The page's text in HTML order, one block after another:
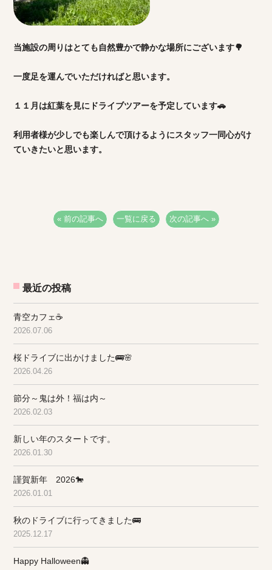
当施設の周りはとても自然豊かで静かな場所にございます🌳
一度足を運んでいただければと思います。
１１月は紅葉を見にドライブツアーを予定しています🚗
利用者様が少しでも楽しんで頂けるようにスタッフ一同心がけ
ていきたいと思います。
« 前の記事へ 一覧に戻る 次の記事へ »
最近の投稿
青空カフェ☕
2026.07.06
桜ドライブに出かけました🚌🌸
2026.04.26
節分～鬼は外！福は内～
2026.02.03
新しい年のスタートです。
2026.01.30
謹賀新年 2026🐎
2026.01.01
秋のドライブに行ってきました🚌
2025.12.17
Happy Halloween👻